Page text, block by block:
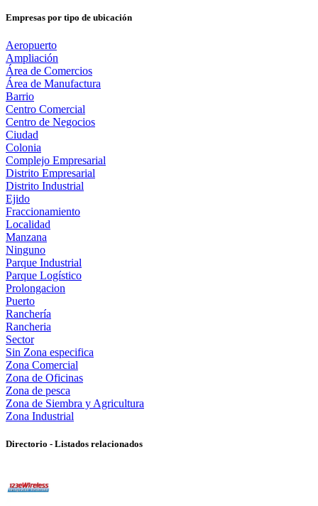
Empresas por tipo de ubicación
Aeropuerto
Ampliación
Área de Comercios
Área de Manufactura
Barrio
Centro Comercial
Centro de Negocios
Ciudad
Colonia
Complejo Empresarial
Distrito Empresarial
Distrito Industrial
Ejido
Fraccionamiento
Localidad
Manzana
Ninguno
Parque Industrial
Parque Logístico
Prolongacion
Puerto
Ranchería
Rancheria
Sector
Sin Zona especifica
Zona Comercial
Zona de Oficinas
Zona de pesca
Zona de Siembra y Agricultura
Zona Industrial
Directorio - Listados relacionados